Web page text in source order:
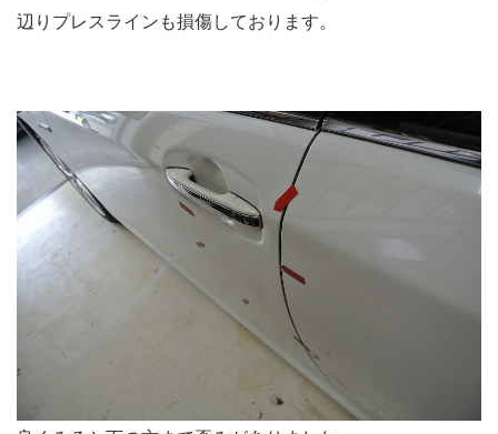
辺りプレスラインも損傷しております。